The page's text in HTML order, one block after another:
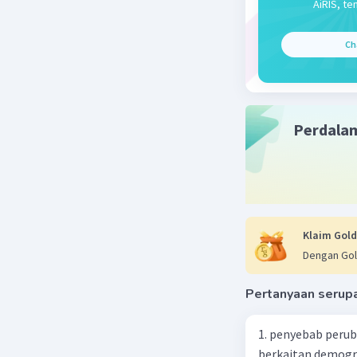
Jadi,
untuk
Beri
AiRIS,
Klaim
Dengan
Pertanyaan
1. penyebab
berkaitan